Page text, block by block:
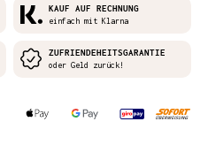
KAUF AUF RECHNUNG
einfach mit Klarna
ZUFRIENDEHEITSGARANTIE
oder Geld zurück!